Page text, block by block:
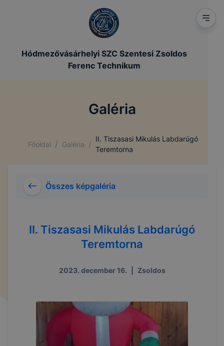
Hódmezővásárhelyi SZC Szentesi Zsoldos
Ferenc Technikum
Galéria
Főoldal / Galéria /
II. Tiszasasi Mikulás Labdarúgó
Teremtorna
Összes képgaléria
II. Tiszasasi Mikulás Labdarúgó
Teremtorna
2023. december 16. Zsoldos